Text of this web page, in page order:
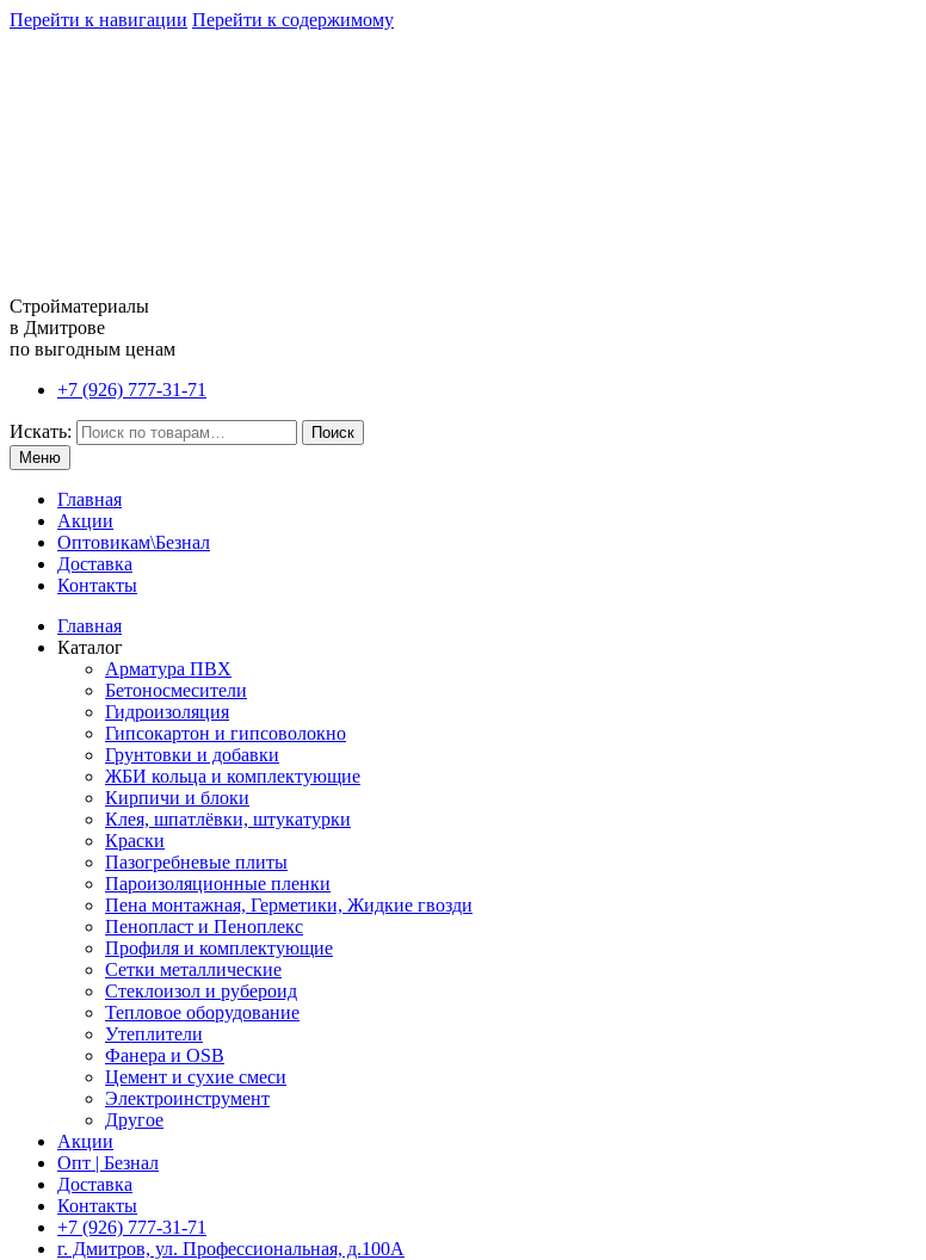
Перейти к навигации Перейти к содержимому
Стройматериалы
в Дмитрове
по выгодным ценам
+7 (926) 777-31-71
Искать:
Поиск
Меню
Главная
Акции
Оптовикам\Безнал
Доставка
Контакты
Главная
Каталог
Арматура ПВХ
Бетоносмесители
Гидроизоляция
Гипсокартон и гипсоволокно
Грунтовки и добавки
ЖБИ кольца и комплектующие
Кирпичи и блоки
Клея, шпатлёвки, штукатурки
Краски
Пазогребневые плиты
Пароизоляционные пленки
Пена монтажная, Герметики, Жидкие гвозди
Пенопласт и Пеноплекс
Профиля и комплектующие
Сетки металлические
Стеклоизол и рубероид
Тепловое оборудование
Утеплители
Фанера и OSB
Цемент и сухие смеси
Электроинструмент
Другое
Акции
Опт | Безнал
Доставка
Контакты
+7 (926) 777-31-71
г. Дмитров, ул. Профессиональная, д.100А